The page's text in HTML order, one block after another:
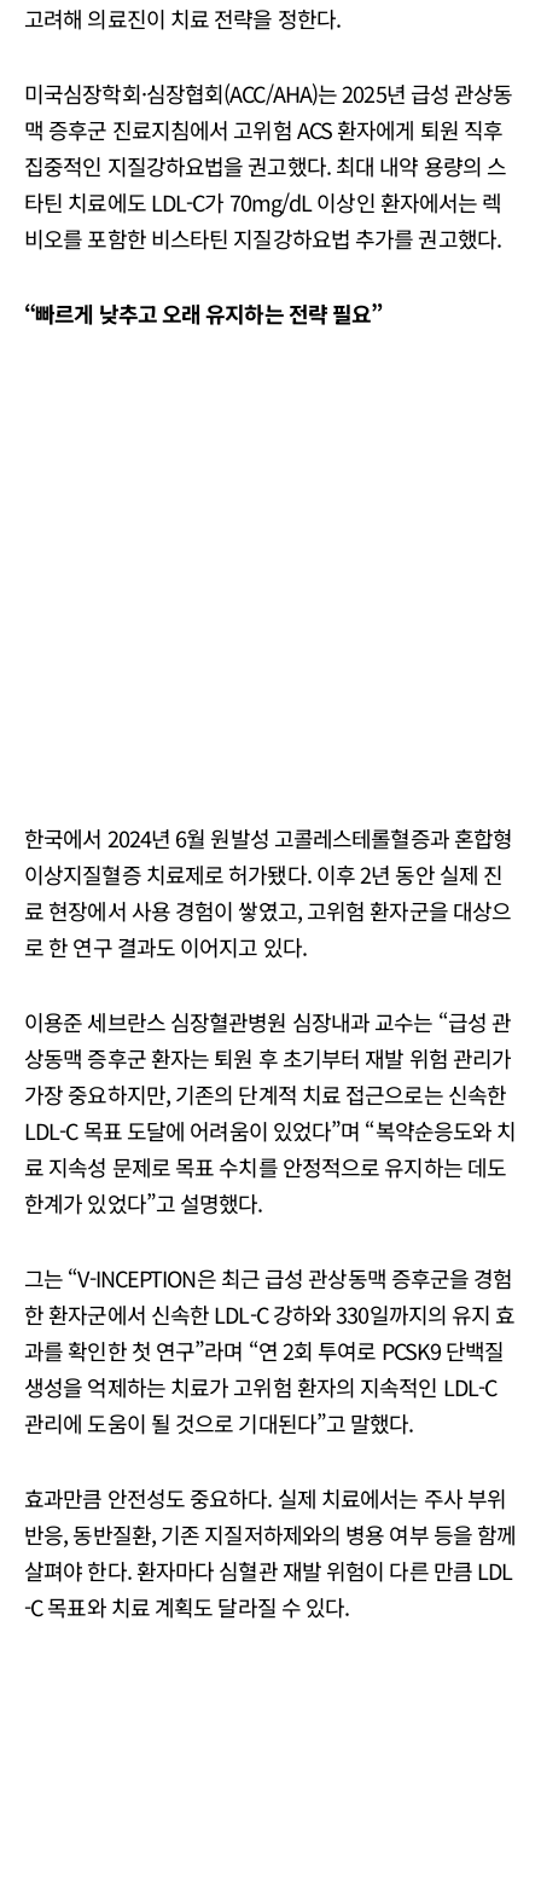
고려해 의료진이 치료 전략을 정한다.
미국심장학회·심장협회(ACC/AHA)는 2025년 급성 관상동
맥 증후군 진료지침에서 고위험 ACS 환자에게 퇴원 직후
집중적인 지질강하요법을 권고했다. 최대 내약 용량의 스
타틴 치료에도 LDL-C가 70mg/dL 이상인 환자에서는 렉
비오를 포함한 비스타틴 지질강하요법 추가를 권고했다.
“빠르게 낮추고 오래 유지하는 전략 필요”
한국에서 2024년 6월 원발성 고콜레스테롤혈증과 혼합형
이상지질혈증 치료제로 허가됐다. 이후 2년 동안 실제 진
료 현장에서 사용 경험이 쌓였고, 고위험 환자군을 대상으
로 한 연구 결과도 이어지고 있다.
이용준 세브란스 심장혈관병원 심장내과 교수는 “급성 관
상동맥 증후군 환자는 퇴원 후 초기부터 재발 위험 관리가
가장 중요하지만, 기존의 단계적 치료 접근으로는 신속한
LDL-C 목표 도달에 어려움이 있었다”며 “복약순응도와 치
료 지속성 문제로 목표 수치를 안정적으로 유지하는 데도
한계가 있었다”고 설명했다.
그는 “V-INCEPTION은 최근 급성 관상동맥 증후군을 경험
한 환자군에서 신속한 LDL-C 강하와 330일까지의 유지 효
과를 확인한 첫 연구”라며 “연 2회 투여로 PCSK9 단백질
생성을 억제하는 치료가 고위험 환자의 지속적인 LDL-C
관리에 도움이 될 것으로 기대된다”고 말했다.
효과만큼 안전성도 중요하다. 실제 치료에서는 주사 부위
반응, 동반질환, 기존 지질저하제와의 병용 여부 등을 함께
살펴야 한다. 환자마다 심혈관 재발 위험이 다른 만큼 LDL
-C 목표와 치료 계획도 달라질 수 있다.